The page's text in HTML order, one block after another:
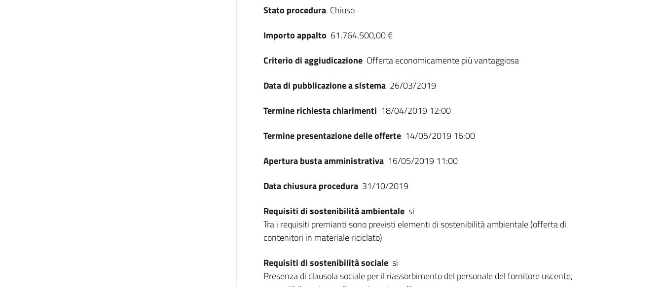
Stato procedura Chiuso
Importo appalto 61.764.500,00 €
Criterio di aggiudicazione Offerta economicamente più vantaggiosa
Data di pubblicazione a sistema 26/03/2019
Termine richiesta chiarimenti 18/04/2019 12:00
Termine presentazione delle offerte 14/05/2019 16:00
Apertura busta amministrativa 16/05/2019 11:00
Data chiusura procedura 31/10/2019
Requisiti di sostenibilità ambientale si
Tra i requisiti premianti sono previsti elementi di sostenibilità ambientale (offerta di
contenitori in materiale riciclato)
Requisiti di sostenibilità sociale si
Presenza di clausola sociale per il riassorbimento del personale del fornitore uscente,